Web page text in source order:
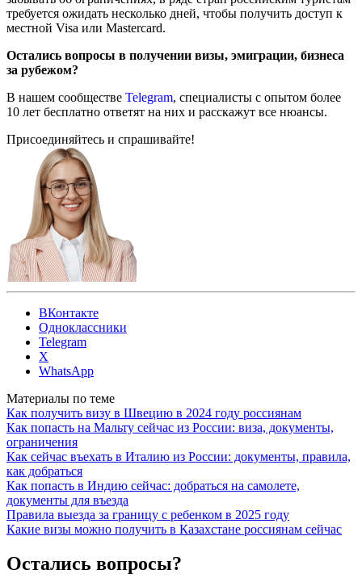
требуется ожидать несколько дней, чтобы получить доступ к
местной Visa или Mastercard.
Остались вопросы в получении визы, эмиграции, бизнеса
за рубежом?
В нашем сообществе Telegram, специалисты с опытом более
10 лет бесплатно ответят на них и расскажут все нюансы.
Присоединяйтесь и спрашивайте!
ВКонтакте
Одноклассники
Telegram
X
WhatsApp
Материалы по теме
Как получить визу в Швецию в 2024 году россиянам
Как попасть на Мальту сейчас из России: виза, документы,
ограничения
Как сейчас въехать в Италию из России: документы, правила,
как добраться
Как попасть в Индию сейчас: добраться на самолете,
документы для въезда
Правила выезда за границу с ребенком в 2025 году
Какие визы можно получить в Казахстане россиянам сейчас
Остались вопросы?